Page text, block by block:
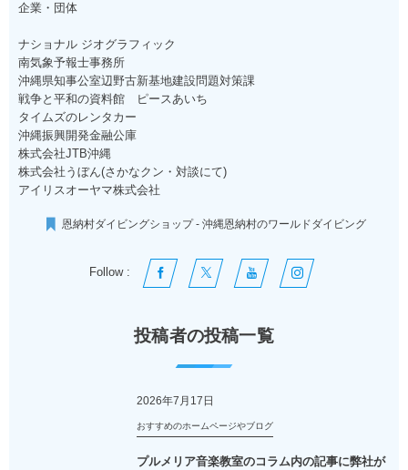
企業・団体
ナショナル ジオグラフィック
南気象予報士事務所
沖縄県知事公室辺野古新基地建設問題対策課
戦争と平和の資料館 ピースあいち
タイムズのレンタカー
沖縄振興開発金融公庫
株式会社JTB沖縄
株式会社うぼん(さかなクン・対談にて)
アイリスオーヤマ株式会社
恩納村ダイビングショップ - 沖縄恩納村のワールドダイビング
Follow :
投稿者の投稿一覧
2026年7月17日
おすすめのホームページやブログ
プルメリア音楽教室のコラム内の記事に弊社が